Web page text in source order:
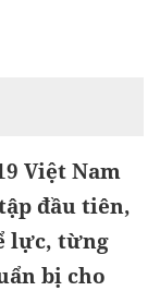
Việt Nam
đầu tiên,
lực, từng
bị cho